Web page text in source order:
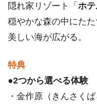
隠れ家リゾート「 ホ
穏やかな森の中にた
美しい海が広がる。
特典
●2つから選べる体験
・金作原（きんさく